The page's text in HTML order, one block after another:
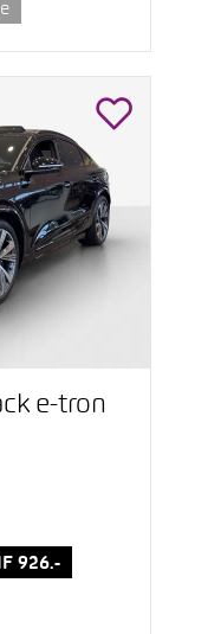
e-tron
926.-